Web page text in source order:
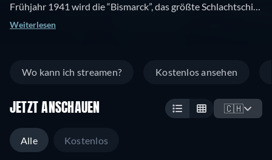
Frühjahr 1941 wird die “Bismarck”, das größte Schlachtschiff
der Nazis und Schrecken der Nordsee, vor der norwegischen
gejagt wurde. Am 27. Mai 1941 begann der gnadenlose
Captain Shepard, der Admiral und Leiter der Flotte, der seine
Gegner, der die “Bismarck” in die Falle lockt.
Weiterlesen
Wo kann ich streamen? Kostenlos ansehen
JETZT ANSCHAUEN 🇨🇭
Alle Kostenlos